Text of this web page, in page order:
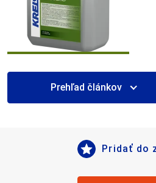
Prehľad článkov
Pridať do